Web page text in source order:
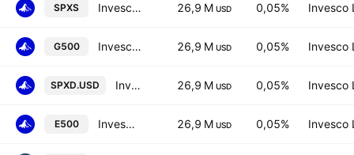
SPXS Invesco S&P 500 UCITS ETF 26,9 M USD 0,05% Invesco
G500 Invesco S&P 500 UCITS ETF Hedged GBP 26,9 M USD 0,05% Invesco
SPXD.USD Invesco S&P 500 UCITS ETF 26,9 M USD 0,05% Invesco
E500 Invesco S&P 500 UCITS ETF 26,9 M USD 0,05% Invesco